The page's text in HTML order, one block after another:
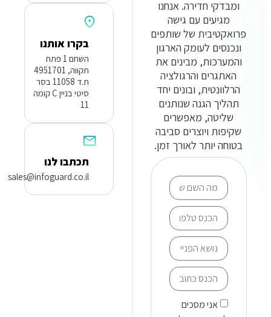
ומבדקי חדירה. אנחנו
מגיעים עם גישה
פרואקטיבית של שותפים
ונכנסים לעומק הארגון
והמערכות, מבינים את
האתגרים והרגולציה
הרלוונטית, ובונים יחד
תהליך הגנה שנותנים
שליטה, מאפשרים
שקיפות ויוצרים סביבה
בטוחה יותר לאורך זמן.
אני מסכים
בקרו אותנו
השחם 1 פתח
תקווה, 4951701
ת.ד 11058 בסר
סיטי בניין C קומה
11
תכתבו לנו
sales@infoguard.co.il